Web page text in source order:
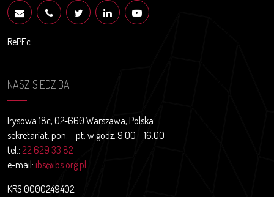
RePEc
NASZ SIEDZIBA
Irysowa 18c, 02-660 Warszawa, Polska
sekretariat: pon. – pt. w godz. 9.00 – 16.00
tel.: 22 629 33 82
e-mail: ibs@ibs.org.pl
KRS 0000249402